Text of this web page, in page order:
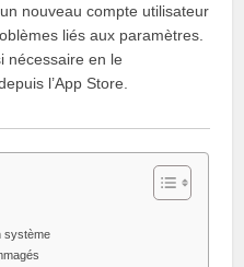
nouveau compte utilisateur
liés aux paramètres.
nécessaire en le
l’App Store.
système